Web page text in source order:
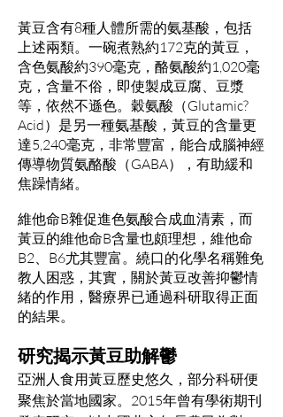
黃豆含有8種人體所需的氨基酸，包括
上述兩類。一碗煮熟約172克的黃豆，
含色氨酸約390毫克，酪氨酸約1,020毫
克，含量不俗，即使製成豆腐、豆漿
等，依然不遜色。穀氨酸（Glutamic?
Acid）是另一種氨基酸，黃豆的含量更
達5,240毫克，非常豐富，能合成腦神經
傳導物質氨酪酸（GABA），有助緩和
焦躁情緒。
維他命B雜促進色氨酸合成血清素，而
黃豆的維他命B含量也頗理想，維他命
B2、B6尤其豐富。繞口的化學名稱難免
教人困惑，其實，關於黃豆改善抑鬱情
緒的作用，醫療界已通過科研取得正面
的結果。
研究揭示黃豆助解鬱
亞洲人食用黃豆歷史悠久，部分科研便
聚焦於當地國家。2015年曾有學術期刊